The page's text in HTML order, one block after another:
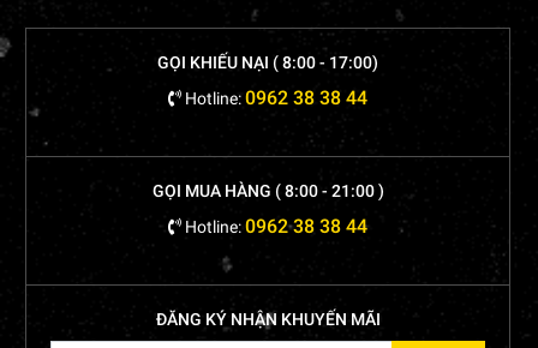
GỌI KHIẾU NẠI ( 8:00 - 17:00)
Hotline:0962 38 38 44
GỌI MUA HÀNG ( 8:00 - 21:00 )
Hotline:0962 38 38 44
ĐĂNG KÝ NHẬN KHUYẾN MÃI